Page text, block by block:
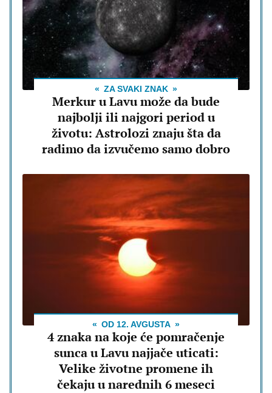
ZA SVAKI ZNAK
Merkur u Lavu može da bude
najbolji ili najgori period u
životu: Astrolozi znaju šta da
radimo da izvučemo samo dobro
OD 12. AVGUSTA
4 znaka na koje će pomračenje
sunca u Lavu najjače uticati:
Velike životne promene ih
čekaju u narednih 6 meseci